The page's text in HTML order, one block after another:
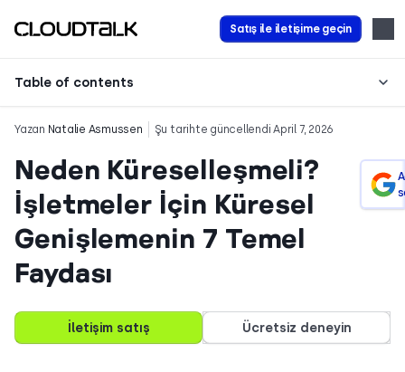
Satış ile iletişime geçin
Table of contents
Yazan Natalie Asmussen Şu tarihte güncellendi April 7, 2026
Neden Küreselleşmeli?
İşletmeler İçin Küresel
Genişlemenin 7 Temel
Faydası
İletişim satış Ücretsiz deneyin